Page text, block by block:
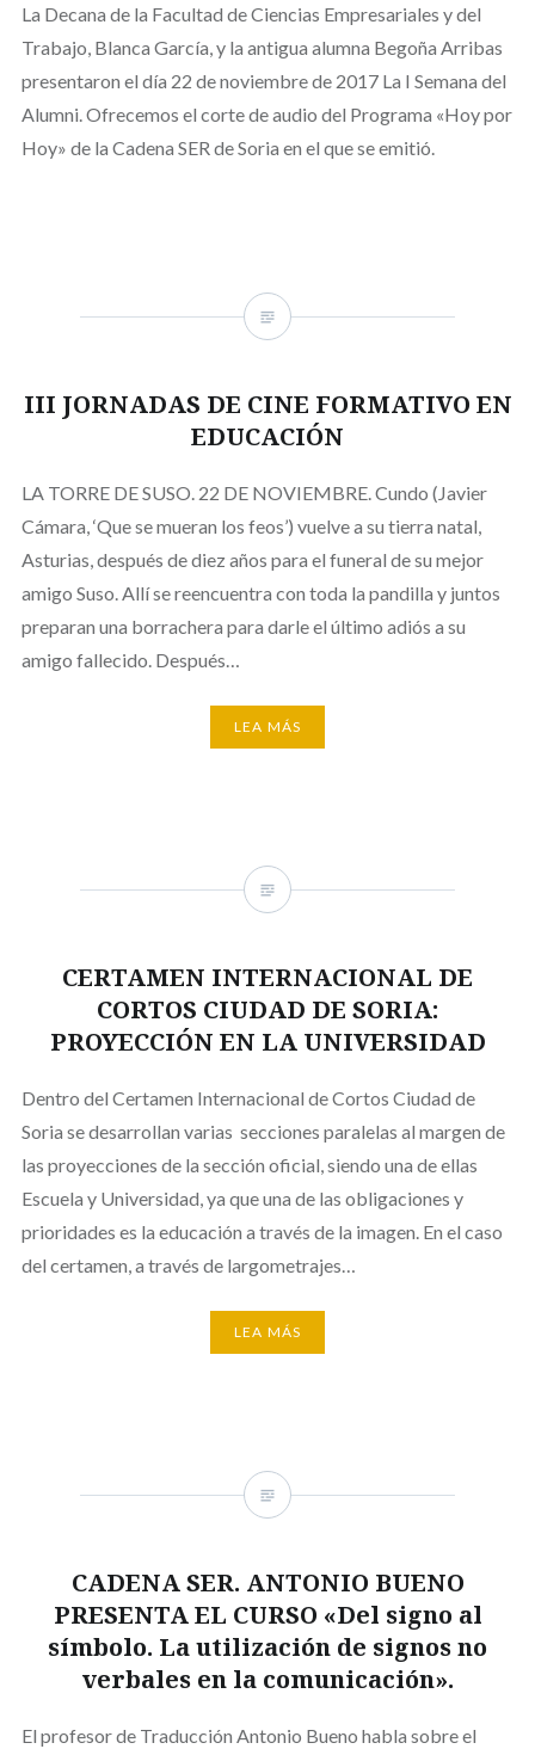
La Decana de la Facultad de Ciencias Empresariales y del
Trabajo, Blanca García, y la antigua alumna Begoña Arribas
presentaron el día 22 de noviembre de 2017 La I Semana del
Alumni. Ofrecemos el corte de audio del Programa «Hoy por
Hoy» de la Cadena SER de Soria en el que se emitió.
III JORNADAS DE CINE FORMATIVO EN
EDUCACIÓN
LA TORRE DE SUSO. 22 DE NOVIEMBRE. Cundo (Javier
Cámara, ‘Que se mueran los feos’) vuelve a su tierra natal,
Asturias, después de diez años para el funeral de su mejor
amigo Suso. Allí se reencuentra con toda la pandilla y juntos
preparan una borrachera para darle el último adiós a su
amigo fallecido. Después…
LEA MÁS
CERTAMEN INTERNACIONAL DE
CORTOS CIUDAD DE SORIA:
PROYECCIÓN EN LA UNIVERSIDAD
Dentro del Certamen Internacional de Cortos Ciudad de
Soria se desarrollan varias secciones paralelas al margen de
las proyecciones de la sección oficial, siendo una de ellas
Escuela y Universidad, ya que una de las obligaciones y
prioridades es la educación a través de la imagen. En el caso
del certamen, a través de largometrajes…
LEA MÁS
CADENA SER. ANTONIO BUENO
PRESENTA EL CURSO «Del signo al
símbolo. La utilización de signos no
verbales en la comunicación».
El profesor de Traducción Antonio Bueno habla sobre el